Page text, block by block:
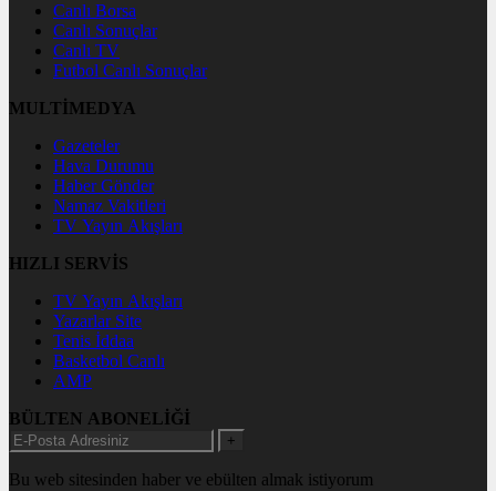
Canlı Borsa
Canlı Sonuçlar
Canlı TV
Futbol Canlı Sonuçlar
MULTİMEDYA
Gazeteler
Hava Durumu
Haber Gönder
Namaz Vakitleri
TV Yayın Akışları
HIZLI SERVİS
TV Yayın Akışları
Yazarlar Site
Tenis İddaa
Basketbol Canlı
AMP
BÜLTEN ABONELİĞİ
+
Bu web sitesinden haber ve ebülten almak istiyorum